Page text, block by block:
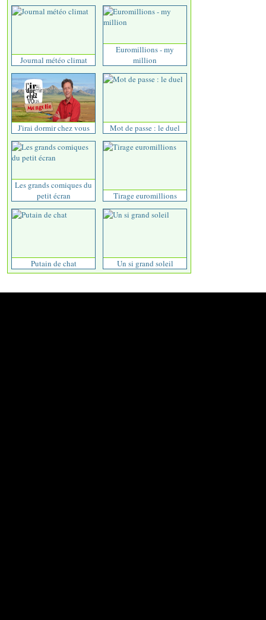
Journal météo climat
Euromillions - my
million
J'irai dormir chez vous Mot de passe : le duel
Les grands comiques du
petit écran
Tirage euromillions
Putain de chat Un si grand soleil